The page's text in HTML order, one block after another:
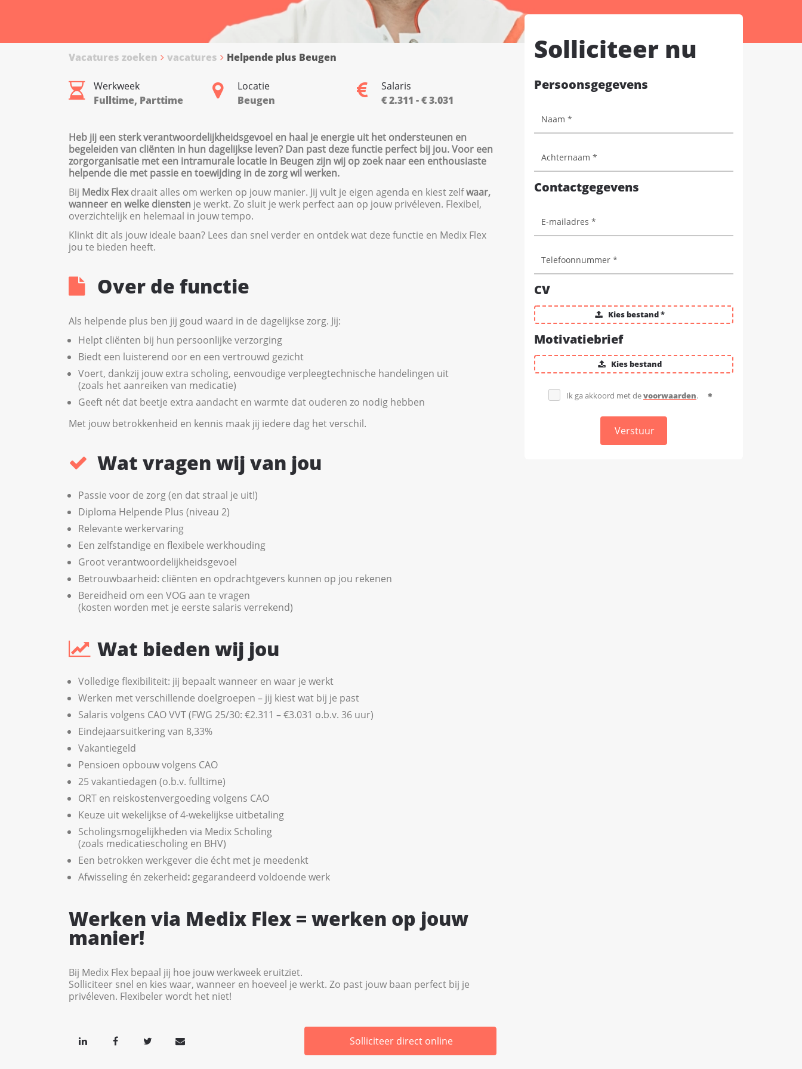
Vacatures zoeken vacatures Helpende plus Beugen
Werkweek
Fulltime, Parttime
Locatie
Beugen
Salaris
€ 2.311 - € 3.031
Heb jij een sterk verantwoordelijkheidsgevoel en haal je energie uit het ondersteunen en
begeleiden van cliënten in hun dagelijkse leven? Dan past deze functie perfect bij jou. Voor een
zorgorganisatie met een intramurale locatie in Beugen zijn wij op zoek naar een enthousiaste
helpende die met passie en toewijding in de zorg wil werken.
Bij Medix Flex draait alles om werken op jouw manier. Jij vult je eigen agenda en kiest zelfwaar,
wanneer en welke diensten je werkt. Zo sluit je werk perfect aan op jouw privéleven. Flexibel,
overzichtelijk en helemaal in jouw tempo.
Klinkt dit als jouw ideale baan? Lees dan snel verder en ontdek wat deze functie en Medix Flex
jou te bieden heeft.
Over de functie
Als helpende plus ben jij goud waard in de dagelijkse zorg. Jij:
Helpt cliënten bij hun persoonlijke verzorging
Biedt een luisterend oor en een vertrouwd gezicht
Voert, dankzij jouw extra scholing, eenvoudige verpleegtechnische handelingen uit
(zoals het aanreiken van medicatie)
Geeft nét dat beetje extra aandacht en warmte dat ouderen zo nodig hebben
Met jouw betrokkenheid en kennis maak jij iedere dag het verschil.
Wat vragen wij van jou
Passie voor de zorg (en dat straal je uit!)
Diploma Helpende Plus (niveau 2)
Relevante werkervaring
Een zelfstandige en flexibele werkhouding
Groot verantwoordelijkheidsgevoel
Betrouwbaarheid: cliënten en opdrachtgevers kunnen op jou rekenen
Bereidheid om een VOG aan te vragen
(kosten worden met je eerste salaris verrekend)
Wat bieden wij jou
Volledige flexibiliteit: jij bepaalt wanneer en waar je werkt
Werken met verschillende doelgroepen – jij kiest wat bij je past
Salaris volgens CAO VVT (FWG 25/30: €2.311 – €3.031 o.b.v. 36 uur)
Eindejaarsuitkering van 8,33%
Vakantiegeld
Pensioen opbouw volgens CAO
25 vakantiedagen (o.b.v. fulltime)
ORT en reiskostenvergoeding volgens CAO
Keuze uit wekelijkse of 4-wekelijkse uitbetaling
Scholingsmogelijkheden via Medix Scholing
(zoals medicatiescholing en BHV)
Een betrokken werkgever die écht met je meedenkt
Afwisseling én zekerheid: gegarandeerd voldoende werk
Werken via Medix Flex = werken op jouw
manier!
Bij Medix Flex bepaal jij hoe jouw werkweek eruitziet.
Solliciteer snel en kies waar, wanneer en hoeveel je werkt. Zo past jouw baan perfect bij je
privéleven. Flexibeler wordt het niet!
Solliciteer direct online
Solliciteer nu
Persoonsgegevens
Contactgegevens
CV
Kies bestand *
Motivatiebrief
Kies bestand
Ik ga akkoord met devoorwaarden.
Verstuur